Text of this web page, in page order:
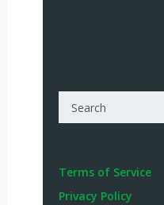
Terms of Service
Privacy Policy